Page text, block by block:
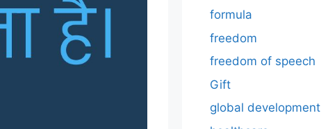
formula
freedom
freedom of speech
Gift
global development